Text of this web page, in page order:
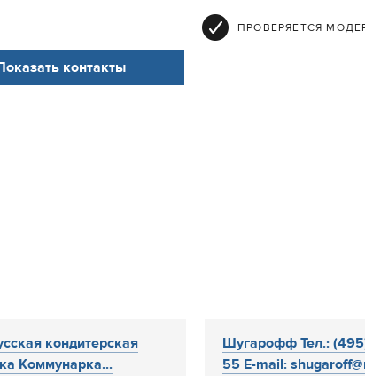
ПРОВЕРЯЕТСЯ
контакты
кондитерская
Коммунарка...
Шугарофф Тел.:
55 E-mail: